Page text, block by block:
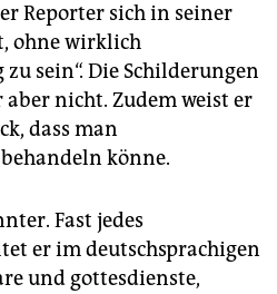
Reporter sich in seiner
ohne wirklich
sein“. Die Schilderungen
nicht. Zudem weist er
dass man
könne.
Fast jedes
er im deutschsprachigen
und gottesdienste,